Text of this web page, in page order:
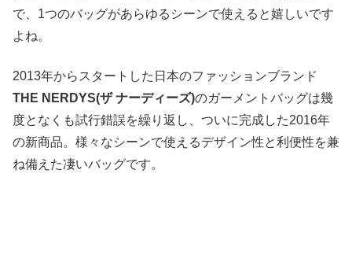
で、1つのバッグがあらゆるシーンで使えると嬉しいです
よね。
2013年からスタートした日本のファッションブランド
THE NERDYS(ザ ナーディーズ)のガーメントバッグは幾
度となくも試行錯誤を繰り返し、ついに完成した2016年
の新商品。様々なシーンで使えるデザイン性と利便性を兼
ね備えた凄いバッグです。